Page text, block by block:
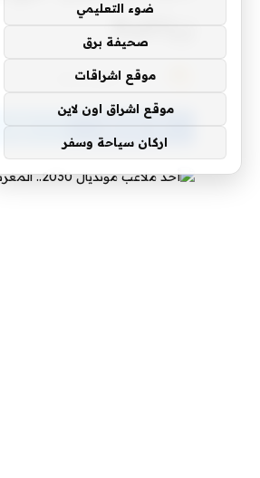
رياضة
بواسطة فريق التحرير
ضوء التعليمي
صحيفة برق
موقع اشراقات
موقع اشراق اون لاين
اركان سياحة وسفر